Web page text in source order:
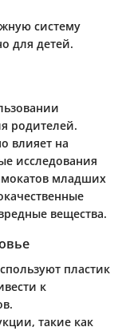
систему
для детей.
родителей.
влияет на
исследования
младших
вещества.
пластик
к
такие как